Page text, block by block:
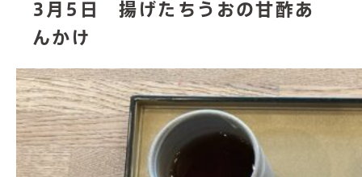
valuable features
services
facilities
3月5日 揚げたちうおの甘酢あ
んかけ